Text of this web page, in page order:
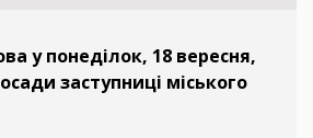
у понеділок, 18 вересня,
заступниці міського